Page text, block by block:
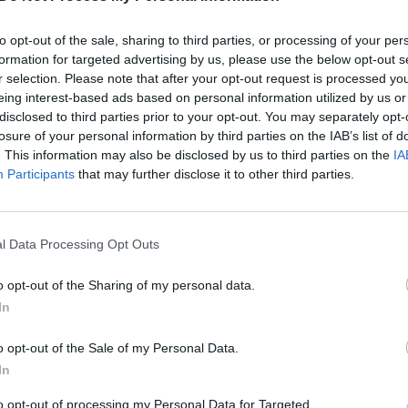
opt-out of the sale, sharing to third parties, or processing of your
for targeted advertising by us, please use the below opt-out
selection. Please note that after your opt-out request is processed
interest-based ads based on personal information utilized by us
to third parties prior to your opt-out. You may separately
of your personal information by third parties on the IAB’s list of
This information may also be disclosed by us to third parties on the
Participants that may further disclose it to other third parties.
Data Processing Opt Outs
opt-out of the Sharing of my personal data.
opt-out of the Sale of my Personal Data.
opt-out of processing my Personal Data for Targeted
plojimais ir ašaromis lydėjo
tūkstančiai gerbėjų
Žinios | Pasaulis
00:00:50
kelionę išlydi Pele:
vyks tūkstančius
Ukrainos vaikai Varšuvos
sulaukė ypatingo svečio:
geriausius metų
sužinokite, kas
keturis įvarčius per mačą